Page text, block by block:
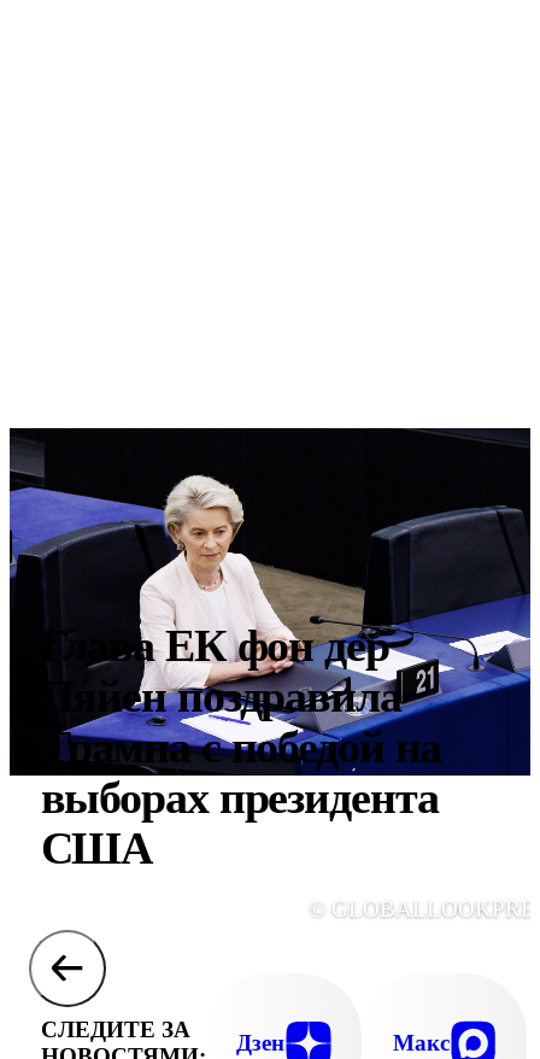
Глава ЕК фон дер
Ляйен поздравила
Трампа с победой на
выборах президента
США
©
СЛЕДИТЕ ЗА
Дзен Макс